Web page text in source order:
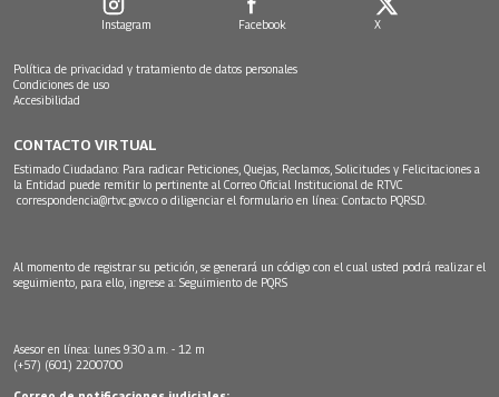
Instagram Facebook X
Política de privacidad y tratamiento de datos personales
Condiciones de uso
Accesibilidad
CONTACTO VIRTUAL
Estimado Ciudadano: Para radicar Peticiones, Quejas, Reclamos, Solicitudes y Felicitaciones a
la Entidad puede remitir lo pertinente al Correo Oficial Institucional de RTVC
correspondencia@rtvc.gov.co o diligenciar el formulario en línea: Contacto PQRSD.
Al momento de registrar su petición, se generará un código con el cual usted podrá realizar el
seguimiento, para ello, ingrese a: Seguimiento de PQRS
Asesor en línea: lunes 9:30 a.m. - 12 m
(+57) (601) 2200700